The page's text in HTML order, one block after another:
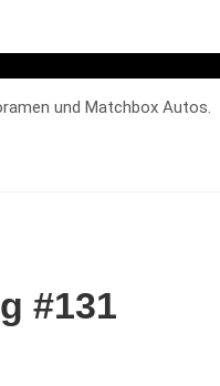
und Matchbox Autos.
#131